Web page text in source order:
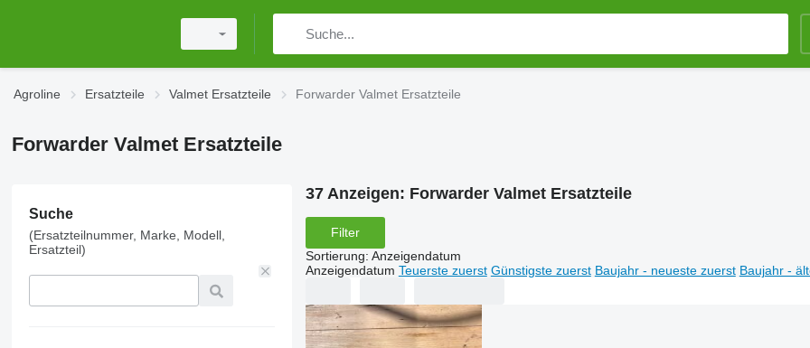
Agroline Ersatzteile Valmet Ersatzteile Forwarder Valmet Ersatzteile
Forwarder Valmet Ersatzteile
Suche
(Ersatzteilnummer, Marke, Modell,
Ersatzteil)
37 Anzeigen: Forwarder Valmet Ersatzteile
Filter
Sortierung: Anzeigendatum
Anzeigendatum Teuerste zuerst Günstigste zuerst Baujahr - neueste zuerst Baujahr -